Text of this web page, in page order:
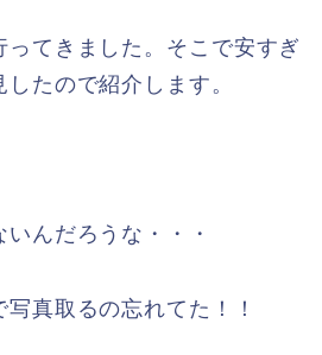
ってきました。そこで安すぎ
たので紹介します。
んだろうな・・・
真取るの忘れてた！！